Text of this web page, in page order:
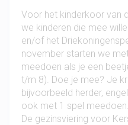
Voor het kinderkoor van
we kinderen die mee
en/of het
november starten we
meedoen als je een
t/m 8). Doe je mee? Je
bijvoorbeeld herder,
ook met 1 spel meedoen.
De gezinsviering voor